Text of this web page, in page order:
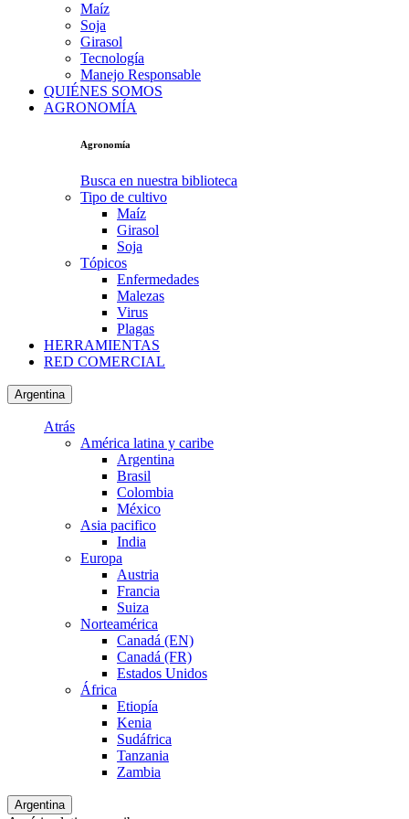
Maíz
Soja
Girasol
Tecnología
Manejo Responsable
QUIÉNES SOMOS
AGRONOMÍA
Agronomía
Busca en nuestra biblioteca
Tipo de cultivo
Maíz
Girasol
Soja
Tópicos
Enfermedades
Malezas
Virus
Plagas
HERRAMIENTAS
RED COMERCIAL
Argentina
Atrás
América latina y caribe
Argentina
Brasil
Colombia
México
Asia pacifico
India
Europa
Austria
Francia
Suiza
Norteamérica
Canadá (EN)
Canadá (FR)
Estados Unidos
África
Etiopía
Kenia
Sudáfrica
Tanzania
Zambia
Argentina